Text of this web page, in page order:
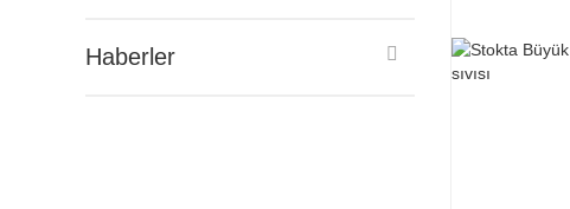
Haberler